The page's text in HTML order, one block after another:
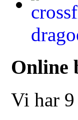
Online
Vi har